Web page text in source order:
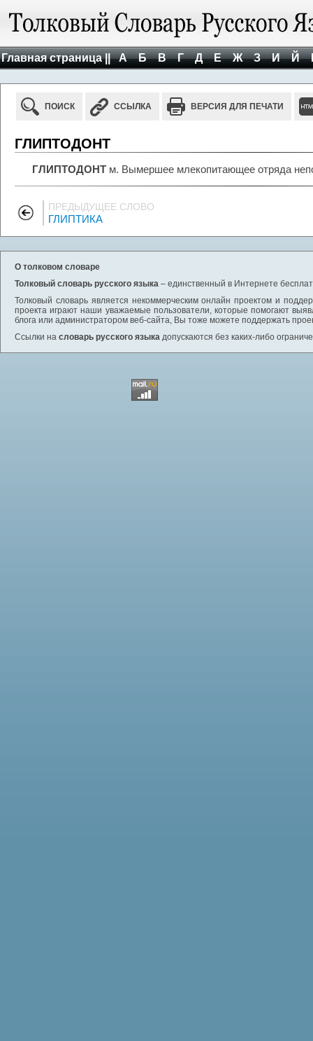
Главная страница || А Б В Г Д Е Ж З И Й
ПОИСК ССЫЛКА ВЕРСИЯ ДЛЯ ПЕЧАТИ
ГЛИПТОДОНТ
ГЛИПТОДОНТ м. Вымершее млекопитающее отряда
ПРЕДЫДУЩЕЕ СЛОВО
ГЛИПТИКА
О толковом словаре
Толковый словарь русского языка – единственный в Интернете
Толковый словарь является некоммерческим онлайн проектом и
проекта играют наши уважаемые пользователи, которые помогают
блога или администратором веб-сайта, Вы тоже можете поддержать
Ссылки на словарь русского языка допускаются без каких-либо